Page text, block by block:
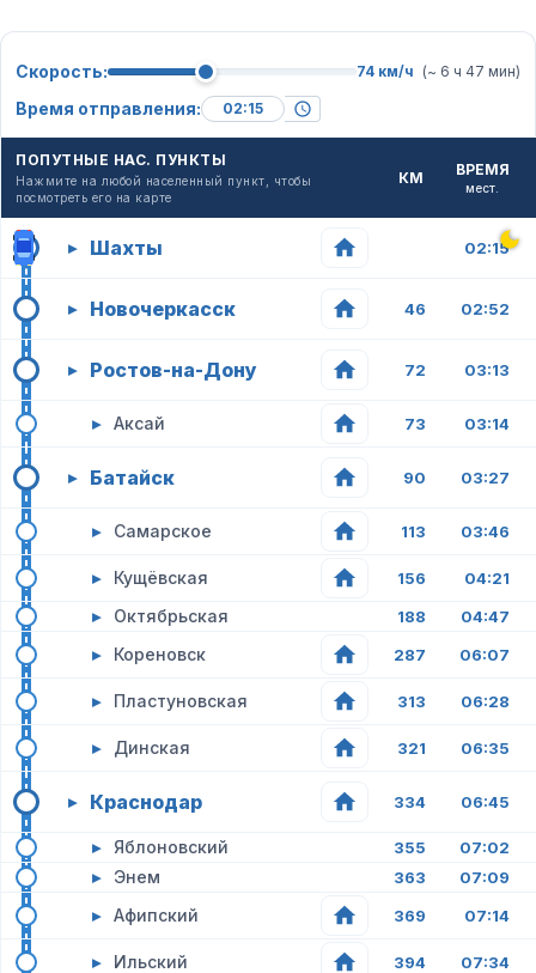
Скорость: 74 км/ч (~ 6 ч 47 мин)
Время отправления:
ПОПУТНЫЕ НАС. ПУНКТЫ
Нажмите на любой населенный пункт, чтобы
посмотреть его на карте
КМ ВРЕМЯ
мест.
▸ Шахты 02:15
▸ Новочеркасск 46 02:52
▸ Ростов-на-Дону 72 03:13
▸ Аксай 73 03:14
▸ Батайск 90 03:27
▸ Самарское 113 03:46
▸ Кущёвская 156 04:21
▸ Октябрьская 188 04:47
▸ Кореновск 287 06:07
▸ Пластуновская 313 06:28
▸ Динская 321 06:35
▸ Краснодар 334 06:45
▸ Яблоновский 355 07:02
▸ Энем 363 07:09
▸ Афипский 369 07:14
▸ Ильский 394 07:34